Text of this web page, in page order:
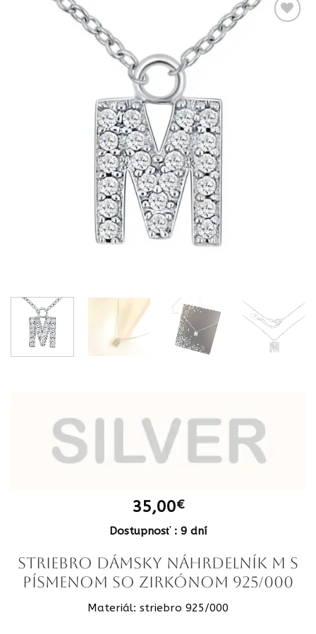
35,00€
Dostupnosť : 9 dní
STRIEBRO Dámsky Náhrdelník M s
písmenom so zirkónom 925/000
Materiál: striebro 925/000